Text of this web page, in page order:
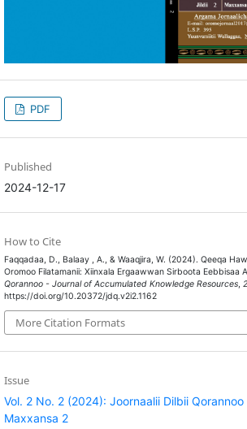
PDF
Published
2024-12-17
How to Cite
Faqqadaa, D., Balaay , A., & Waaqjira, W. (2024). Qeeqa
Oromoo Filatamanii: Xiinxala Ergaawwan Sirboota Eebbisaa
Qorannoo - Journal of Accumulated Knowledge Resources, 2
https://doi.org/10.20372/jdq.v2i2.1162
More Citation Formats
Issue
Vol. 2 No. 2 (2024): Joornaalii Dilbii
Maxxansa 2